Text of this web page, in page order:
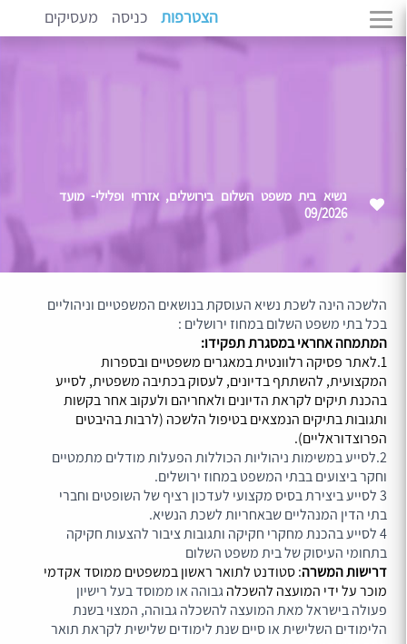
הצטרפות כניסה מעסיקים
נשיא בית משפט השלום בירושלים, אזרחי ופלילי- מועד
09/2026
הלשכה הינה לשכת נשיא העוסקת בנושאים המשפטיים וניהוליים
בכל בתי משפט השלום במחוז ירושלים :
המתמחה אחראי במסגרת תפקידו:
1.לאתר פסיקה רלוונטית במאגרים משפטיים ובספרות
המקצועית, להשתתף בדיונים, לעסוק בכתיבה משפטית, לסייע
בהכנת תיקים לקראת הדיונים ולאחריהם ולעקוב אחר בקשות
ותגובות בתיקים הנמצאים בטיפול הלשכה (לרבות בהיבטים
הפרוצדוראליים).
2.לסייע במשימות ניהוליות הכוללות הפעלות מודלים מתמטיים
וחקר ביצועים בבתי המשפט במחוז ירושלים.
3 לסייע ביצירת בסיס מקצועי לעדכון רציף של השופטים וחברי
בתי הדין המנהליים שבאחריות לשכת הנשיא.
4 לסייע בהכנת מחקרי חקיקה ותגובות ציבור להצעות חקיקה
בתחומי העיסוק של בית משפט השלום
דרישות המשרה: סטודנט לתואר ראשון במשפטים ממוסד אקדמי
מוכר על ידי המועצה להשכלהגבוהה או ממוסד בעל רישיון
פעולה בישראל מאת המועצה להשכלה גבוהה, המצוי בשנת
הלימודים השלישית או סיים שנת לימודים שלישית לקראת תואר